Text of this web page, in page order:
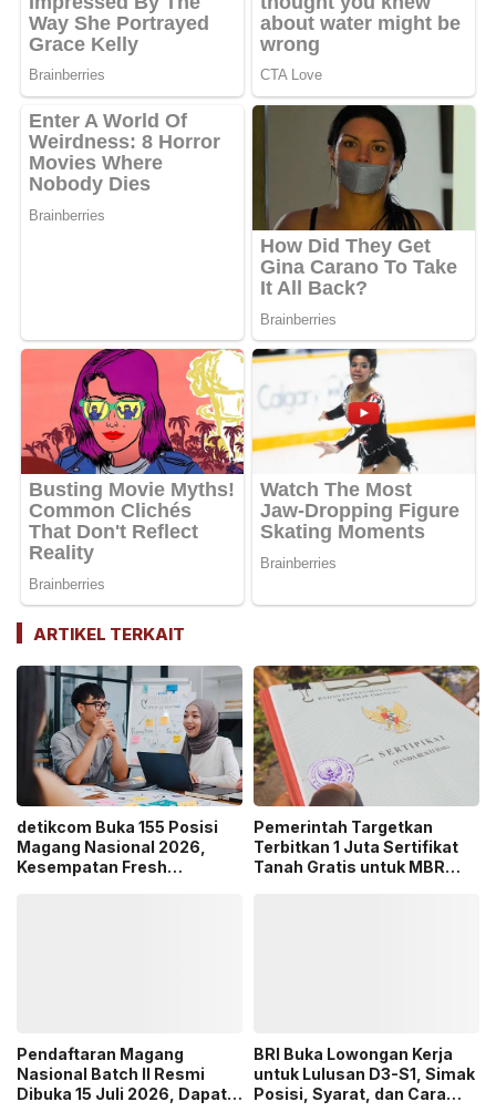
ARTIKEL TERKAIT
detikcom Buka 155 Posisi
Magang Nasional 2026,
Kesempatan Fresh
Pemerintah Targetkan
Terbitkan 1 Juta Sertifikat
Tanah Gratis untuk MBR
Pendaftaran Magang
Nasional Batch II Resmi
Dibuka 15 Juli 2026, Dapat
BRI Buka Lowongan Kerja
untuk Lulusan D3-S1, Simak
Posisi, Syarat, dan Cara